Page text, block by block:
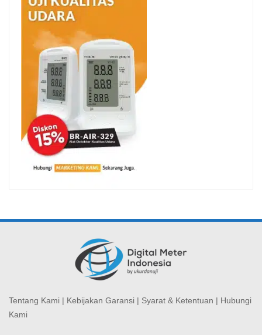
Tentang Kami | Kebijakan Garansi | Syarat & Ketentuan | Hubungi
Kami